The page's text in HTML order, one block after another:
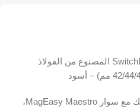
سوار SwitchEasy MagEasy Maestro المصنوع من الفولاذ
ارتقِ بمظهر ساعة آبل الخاصة بك مع سوار MagEasy Maestro،